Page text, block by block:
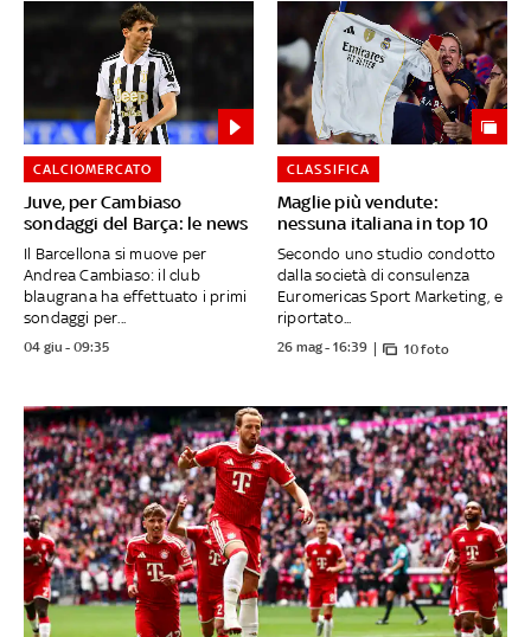
Juve, per Cambiaso
sondaggi del Barça: le news
CALCIOMERCATO
Il Barcellona si muove per
Andrea Cambiaso: il club
blaugrana ha effettuato i primi
sondaggi per...
04 giu - 09:35
Maglie più vendute:
nessuna italiana in top 10
CLASSIFICA
Secondo uno studio condotto
dalla società di consulenza
Euromericas Sport Marketing, e
riportato...
26 mag - 16:39 10 foto